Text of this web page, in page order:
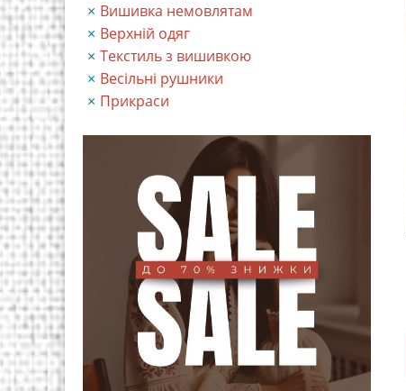
Вишивка немовлятам
Верхній одяг
Текстиль з вишивкою
Весільні рушники
Прикраси